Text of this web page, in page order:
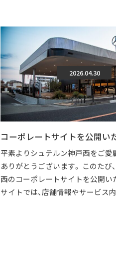
2026.04.30
コーポレートサイトを公開い
平素よりシュテルン神戸西をご愛
ありがとうございます。 このたび
西のコーポレートサイトを公開い
サイトでは、店舗情報やサービス